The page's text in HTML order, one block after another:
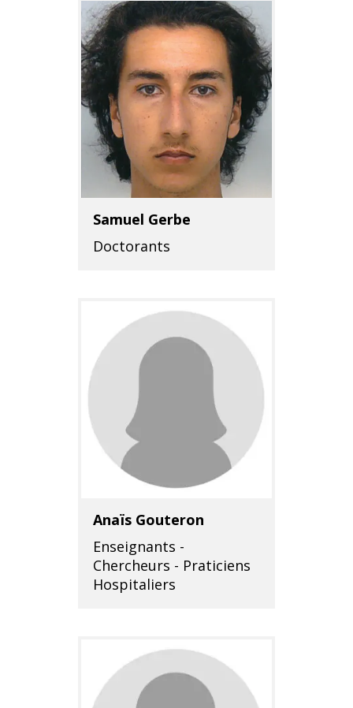
Samuel Gerbe
Doctorants
Anaïs Gouteron
Enseignants -
Chercheurs - Praticiens
Hospitaliers